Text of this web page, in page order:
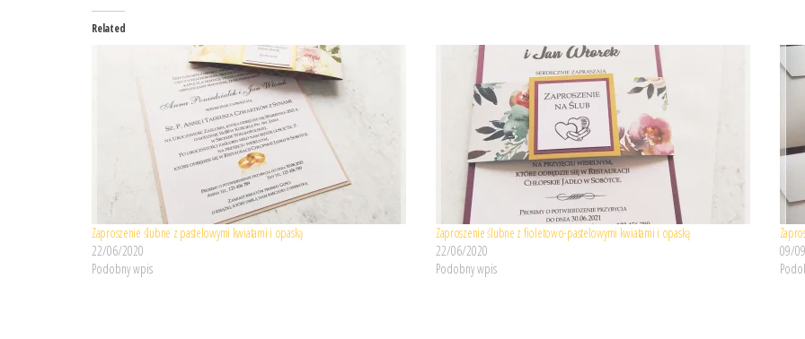
Related
Zaproszenie ślubne z pastelowymi kwiatami i opaską
22/06/2020
Podobny wpis
Zaproszenie ślubne z fioletowo-pastelowymi kwiatami i opaską
22/06/2020
Podobny wpis
09/